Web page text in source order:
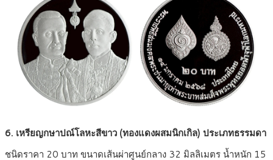
6. เหรียญกษาปณ์โลหะสีขาว (ทองแดงผสมนิกเกิล) ประเภทธรรมดา
ชนิดราคา 20 บาท ขนาดเส้นผ่าศูนย์กลาง 32 มิลลิเมตร น้ำหนัก 15